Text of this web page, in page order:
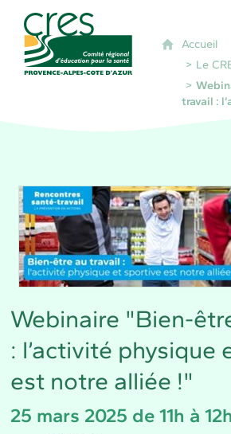
CRES Paca - Comité
Accueil
Le
travail :
Webinaire "Bien-
: l’activité physique
est notre alliée !"
25 mars 2025 de 11h à 12h